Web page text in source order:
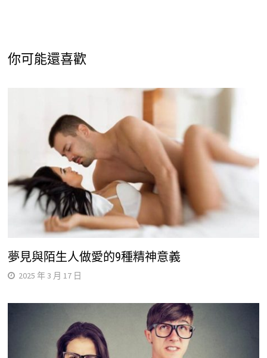
你可能還喜歡
夢見與陌生人做愛的9種精神意義
2025 年 3 月 17 日